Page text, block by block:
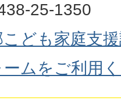
25-1350
ども家庭支
ムをご利用